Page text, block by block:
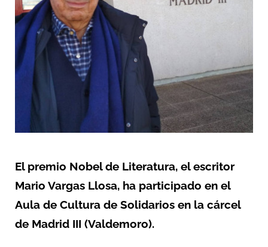
El premio Nobel de Literatura, el escritor
Mario Vargas Llosa, ha participado en el
Aula de Cultura de Solidarios en la cárcel
de Madrid III (Valdemoro).